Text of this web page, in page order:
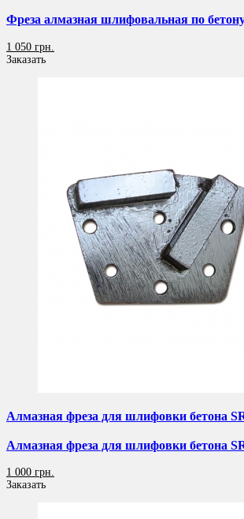
Фреза алмазная шлифовальная по
1 050 грн.
Заказать
Алмазная фреза для шлифовки бетона
Алмазная фреза для шлифовки бетона
1 000 грн.
Заказать